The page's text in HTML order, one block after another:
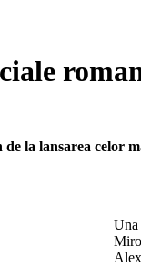
la lansarea celor
Una